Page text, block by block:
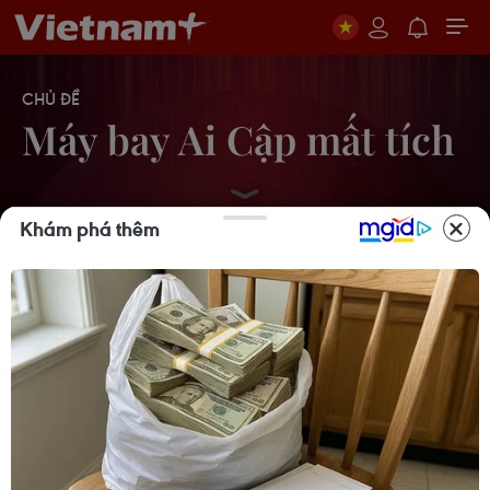
CHỦ ĐỀ
Máy bay Ai Cập mất tích
Nguyên nhân vụ rơi máy bay
EgyptAir năm 2016 khiến 66 người
thiệt mạng
07/07/2018 04:38
Ai Cập khẳng định tiếp tục điều tra
vụ rơi máy bay MS804
Khám phá thêm